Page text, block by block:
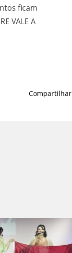
ficam
VALE A
Compartilhar